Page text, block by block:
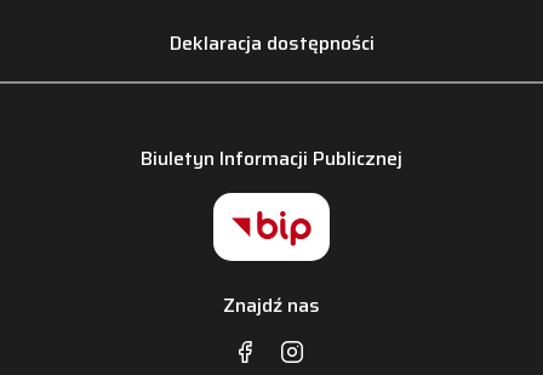
Deklaracja dostępności
Biuletyn Informacji Publicznej
Znajdź nas